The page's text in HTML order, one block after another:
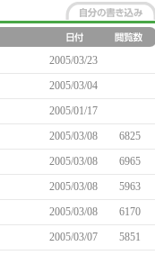
2005/03/23
2005/03/04
2005/01/17
2005/03/08
6825
2005/03/08
6965
2005/03/08
5963
2005/03/08
6170
2005/03/07
5851